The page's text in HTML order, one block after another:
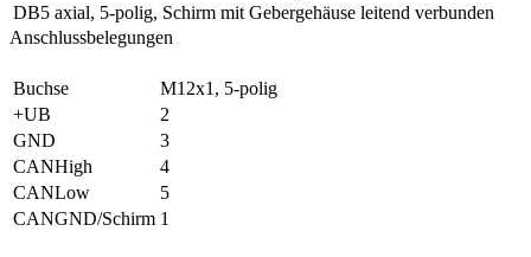
DB5 axial, 5-polig, Schirm mit Gebergehäuse leitend verbunden
Anschlussbelegungen
Buchse
M12x1, 5-polig
+UB
2
GND
3
CANHigh
4
CANLow
5
CANGND/Schirm 1